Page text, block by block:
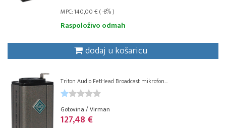
MPC: 140,00 € ( -8% )
Raspoloživo odmah
dodaj u košaricu
Triton Audio FetHead Broadcast mikrofon...
Gotovina / Virman
127,48 €